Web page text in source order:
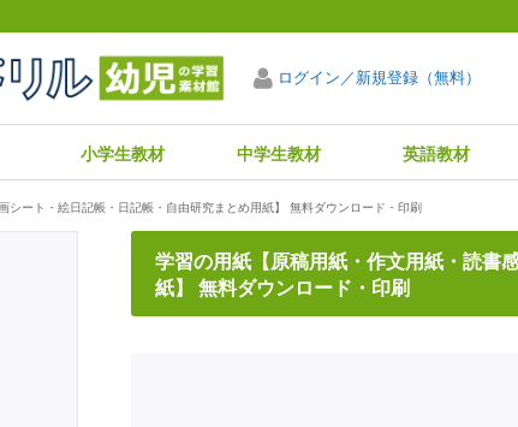
ログイン／新規登録（無料）
小学生教材 中学生教材 英語教材
シート・絵日記帳・日記帳・自由研究まとめ用紙】 無料ダウンロード・印刷
学習の用紙【原稿用紙・作文用紙・読書
紙】 無料ダウンロード・印刷